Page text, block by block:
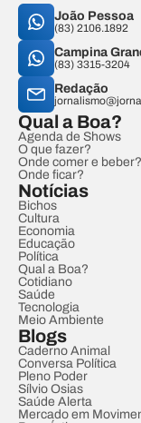
João Pessoa
(83) 2106.1892
Campina
(83) 3315-3204
Redação
Qual a Boa?
Agenda de Shows
O que fazer?
Onde comer e beber?
Onde ficar?
Notícias
Bichos
Cultura
Economia
Educação
Política
Qual a Boa?
Cotidiano
Saúde
Tecnologia
Meio Ambiente
Blogs
Caderno Animal
Conversa Política
Pleno Poder
Sílvio Osias
Saúde Alerta
Mercado em